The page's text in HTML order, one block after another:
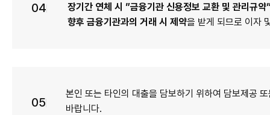
04
장기간 연체 시 ”금융기관 신용정보 교환 및 관리규
향후 금융기관과의 거래 시 제약을 받게 되므로 이자
05
본인 또는 타인의 대출을 담보하기 위하여 담보제공
바랍니다.